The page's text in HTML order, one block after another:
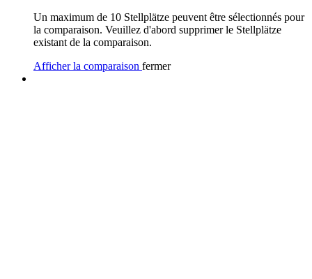
Un maximum de 10 Stellplätze peuvent être sélectionnés pour
la comparaison. Veuillez d'abord supprimer le Stellplätze
existant de la comparaison.
Afficher la comparaison fermer